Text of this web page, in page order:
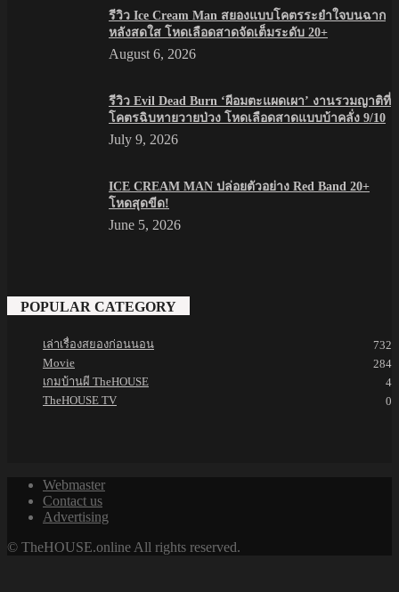
รีวิว Ice Cream Man สยองแบบโคตรระยำใจบนฉาก
หลังสดใส โหดเลือดสาดจัดเต็มระดับ 20+
August 6, 2026
รีวิว Evil Dead Burn ‘ผีอมตะแผดเผา’ งานรวมญาติที่
โคตรฉิบหายวายป่วง โหดเลือดสาดแบบบ้าคลั่ง 9/10
July 9, 2026
ICE CREAM MAN ปล่อยตัวอย่าง Red Band 20+
โหดสุดขีด!
June 5, 2026
POPULAR CATEGORY
เล่าเรื่องสยองก่อนนอน
732
Movie
284
เกมบ้านผี TheHOUSE
4
TheHOUSE TV
0
Webmaster
Contact us
Advertising
© TheHOUSE.online All rights reserved.